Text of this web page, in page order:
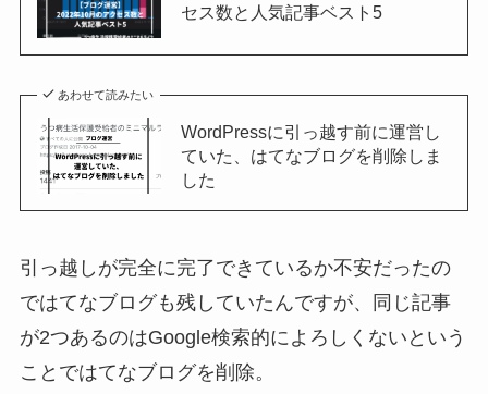
セス数と人気記事ベスト5
あわせて読みたい
WordPressに引っ越す前に運営し
ていた、はてなブログを削除しま
した
引っ越しが完全に完了できているか不安だったの
ではてなブログも残していたんですが、同じ記事
が2つあるのはGoogle検索的によろしくないという
ことではてなブログを削除。